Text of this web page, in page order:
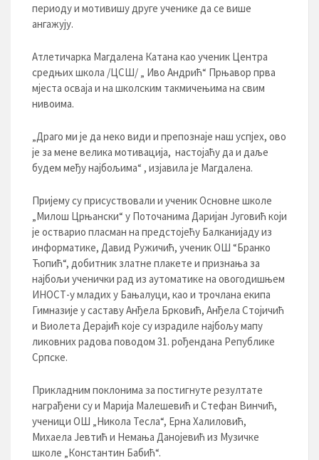
периоду и мотивишу друге ученике да се више
ангажују.
Атлетичарка Магдалена Катана као ученик Центра
средњих школа /ЦСШ/ „ Иво Андрић“ Прњавор прва
мјеста осваја и на школским такмичењима на свим
нивоима.
„Драго ми је да неко види и препознаје наш успјех, ово
је за мене велика мотивација, настојаћу да и даље
будем међу најбољима“ , изјавила је Магдалена.
Пријему су присуствовали и ученик Основне школе
„Милош Црњански“ у Поточанима Даријан Југовић који
је остварио пласман на предстојећу Балканијаду из
информатике, Давид Ружичић, ученик ОШ “Бранко
Ћопић“, добитник златне плакете и признања за
најбољи ученички рад из аутоматике на овогодишњем
ИНОСТ-у младих у Бањалуци, као и трочлана екипа
Гимназије у саставу Анђела Брковић, Анђела Стојичић
и Виолета Дерајић које су израдиле најбољу мапу
ликовних радова поводом 31. рођендана Републике
Српске.
Прикладним поклонима за постигнуте резултате
награђени су и Марија Малешевић и Стефан Винчић,
ученици ОШ „Никола Тесла“, Ерна Халиловић,
Михаела Јевтић и Немања Данојевић из Музичке
школе „Константин Бабић“.